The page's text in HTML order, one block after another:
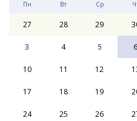
Пн Вт Ср
27 28 29
3 4 5 6
10 11 12
17 18 19
24 25 26